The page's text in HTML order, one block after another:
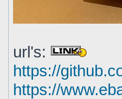
url's:
https://
https://